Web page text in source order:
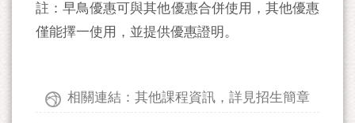
註：早鳥優惠可與其他優惠合併使用，其他優惠
僅能擇一使用，並提供優惠證明。
相關連結：其他課程資訊，詳見招生簡章